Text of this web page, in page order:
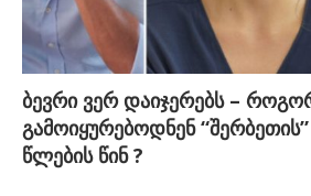
ბევრი ვერ დაიჯერებს –
გამოიყურებოდნენ “შერბეთის”
წლების წინ ?